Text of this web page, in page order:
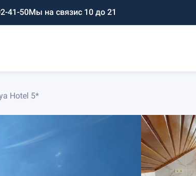
41-50Мы на связис 10 до 21
Hotel 5*